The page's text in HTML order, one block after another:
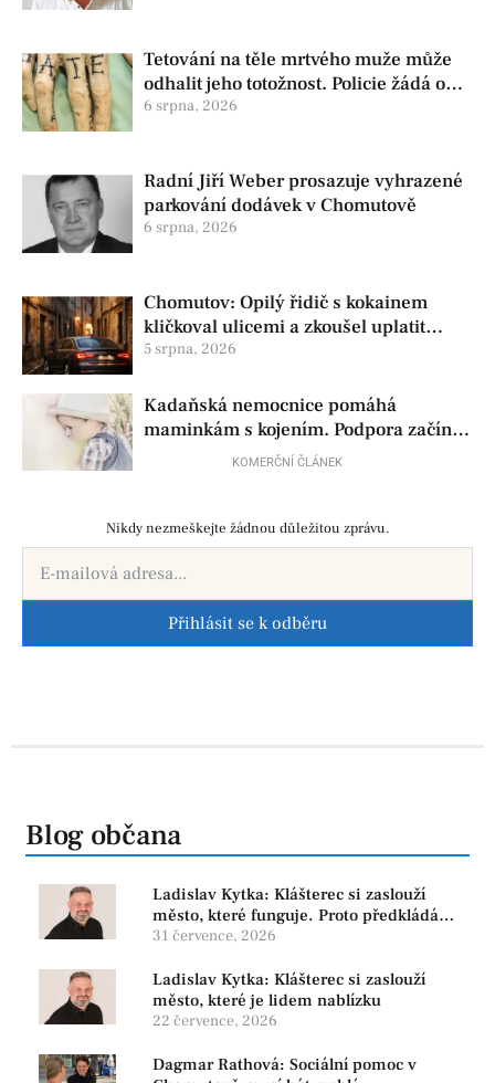
Tetování na těle mrtvého muže může
odhalit jeho totožnost. Policie žádá o
pomoc
6 srpna, 2026
Radní Jiří Weber prosazuje vyhrazené
parkování dodávek v Chomutově
6 srpna, 2026
Chomutov: Opilý řidič s kokainem
kličkoval ulicemi a zkoušel uplatit
policisty
5 srpna, 2026
Kadaňská nemocnice pomáhá
maminkám s kojením. Podpora začíná
už před porodemKOMERČNÍ ČLÁNEK
Nikdy nezmeškejte žádnou důležitou zprávu.
Přihlásit se k odběru
Blog občana
Ladislav Kytka: Klášterec si zaslouží
město, které funguje. Proto předkládáme
program, který řeší skutečné problémy
31 července, 2026
Ladislav Kytka: Klášterec si zaslouží
město, které je lidem nablízku
22 července, 2026
Dagmar Rathová: Sociální pomoc v